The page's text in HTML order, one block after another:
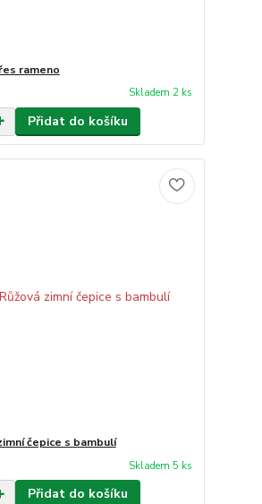
rameno
Skladem 2 ks
Přidat do košíku
čepice s bambulí
Skladem 5 ks
Přidat do košíku